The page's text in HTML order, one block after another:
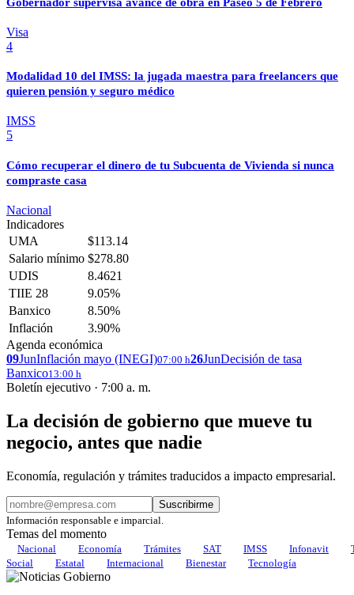
Visa
4
Modalidad 10 del IMSS: la jugada maestra para freelancers que
quieren pensión y seguro médico
IMSS
5
Cómo recuperar el dinero de tu Subcuenta de Vivienda si nunca
compraste casa
Nacional
Indicadores
UMA
$113.14
Salario mínimo $278.80
UDIS
8.4621
TIIE 28
9.05%
Banxico
8.50%
Inflación
3.90%
Agenda económica
09JunInflación mayo (INEGI)07:00 h26JunDecisión de tasa
Banxico13:00 h
Boletín ejecutivo · 7:00 a. m.
La decisión de gobierno que mueve tu
negocio, antes que nadie
Economía, regulación y trámites traducidos a impacto empresarial.
Suscribirme
Información responsable e imparcial.
Temas del momento
Nacional Economía Trámites SAT IMSS Infonavit
Social
Estatal Internacional Bienestar Tecnología